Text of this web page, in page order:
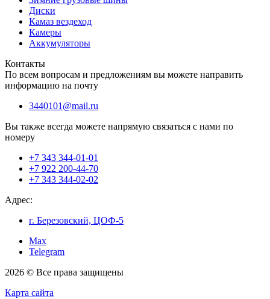
Диски
Камаз вездеход
Камеры
Аккумуляторы
Контакты
По всем вопросам и предложениям вы можете направить
информацию на почту
3440101@mail.ru
Вы также всегда можете напрямую связаться с нами по
номеру
+7 343 344-01-01
+7 922 200-44-70
+7 343 344-02-02
Адрес:
г. Березовский, ЦОФ-5
Max
Telegram
2026 © Все права защищены
Карта сайта